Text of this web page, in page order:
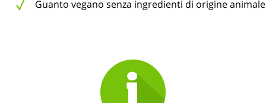
Guanto vegano senza ingredienti di origine animale